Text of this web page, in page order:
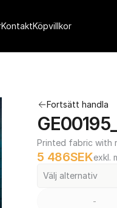
Fortsätt handla
Printed fabric with
5 486SEKexkl.
Välj alternativ
-
KontaktKöpvillkor